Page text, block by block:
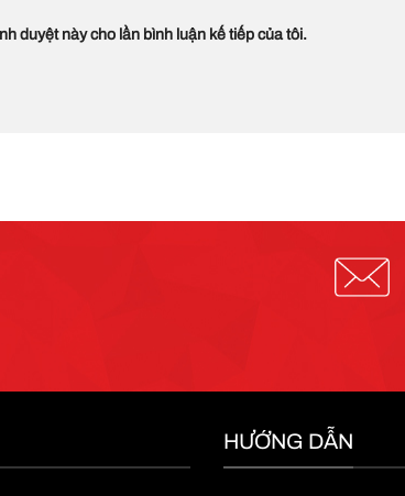
duyệt này cho lần bình luận kế tiếp của tôi.
HƯỚNG DẪN